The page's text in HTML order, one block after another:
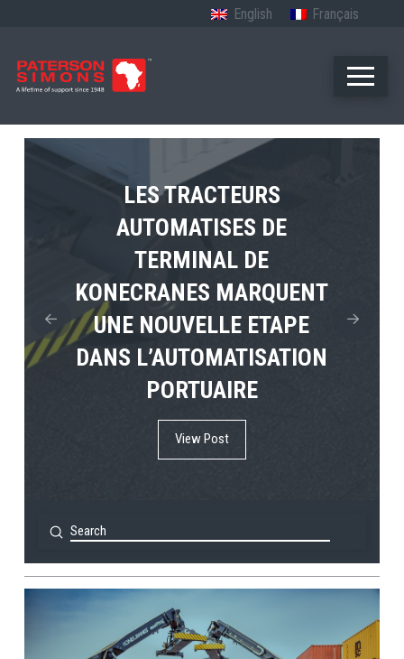
English Français
LES TRACTEURS
AUTOMATISES DE
TERMINAL DE
KONECRANES MARQUENT
UNE NOUVELLE ETAPE
DANS L’AUTOMATISATION
PORTUAIRE
View Post
LE PREMIER TUGMASTER
4×4 ELECTRIQUE DE
TERBERG ENTRE EN
SERVICE
View Post
MPS TEMA PRESENTE
L’AVENIR DE
L’ELECTRIFICATION
PORTUAIRE EN AFRIQUE
View Post
Search
Submit